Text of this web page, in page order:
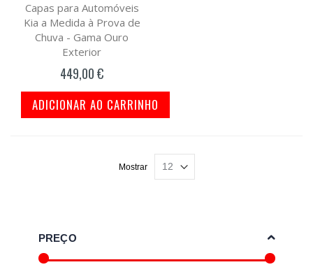
Capas para Automóveis
Kia a Medida à Prova de
Chuva - Gama Ouro
Exterior
449,00 €
ADICIONAR AO CARRINHO
Mostrar
PREÇO